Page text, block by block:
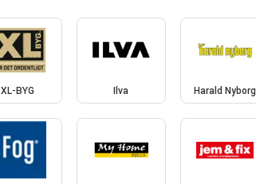
XL-BYG Ilva Harald Nyborg